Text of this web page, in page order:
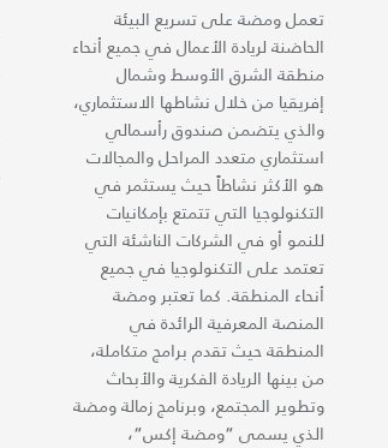
تعمل ومضة على تسريع البيئة
الحاضنة لريادة الأعمال في جميع أنحاء
منطقة الشرق الأوسط وشمال
إفريقيا من خلال نشاطها الاستثماري،
والذي يتضمن صندوق رأسمالي
استثماري متعدد المراحل والمجالات
هو الأكثر نشاطاً حيث يستثمر في
التكنولوجيا التي تتمتع بإمكانيات
للنمو أو في الشركات الناشئة التي
تعتمد على التكنولوجيا في جميع
أنحاء المنطقة. كما تعتبر ومضة
المنصة المعرفية الرائدة في
المنطقة حيث تقدم برامج متكاملة،
من بينها الريادة الفكرية والأبحاث
وتطوير المجتمع، وبرنامج زمالة ومضة
الذي يسمى “ومضة إكس“،